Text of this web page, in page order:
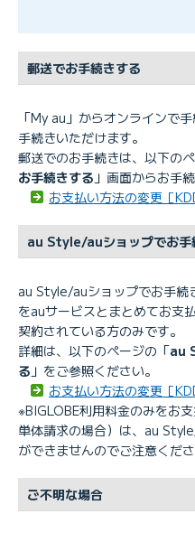
郵送でお手続きする
「My au」からオンラインで
手続きいただけます。
郵送でのお手続きは、以下の
お手続きする 」画面からお手
お支払い方法の変更［
au Style/auショップでお手
au Style/auショップでお手続
をauサービスとまとめてお支
契約されている方のみです。
詳細は、以下のページの「au
る 」をご参照ください。
お支払い方法の変更［
※BIGLOBE利用料金のみをお
単体請求の場合）は、au
ができませんのでご注意くださ
ご不明な場合